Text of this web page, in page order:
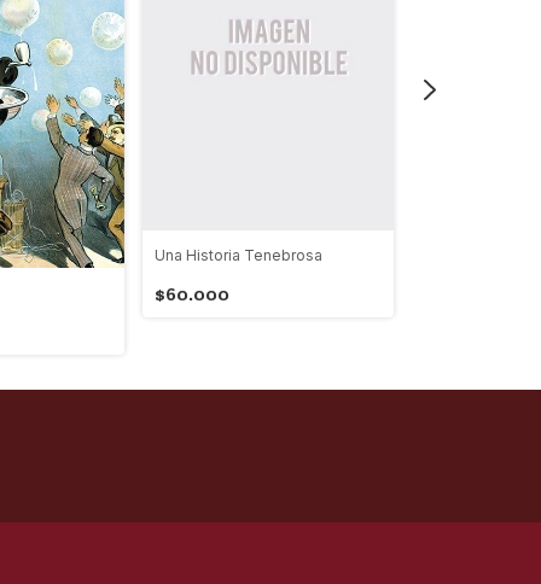
Una Historia Tenebrosa
$60.000